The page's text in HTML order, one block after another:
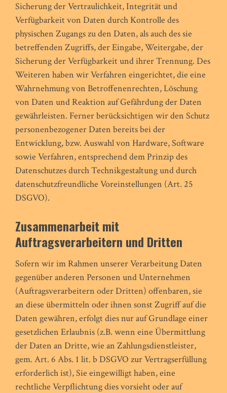
Sicherung der Vertraulichkeit, Integrität und
Verfügbarkeit von Daten durch Kontrolle des
physischen Zugangs zu den Daten, als auch des sie
betreffenden Zugriffs, der Eingabe, Weitergabe, der
Sicherung der Verfügbarkeit und ihrer Trennung. Des
Weiteren haben wir Verfahren eingerichtet, die eine
Wahrnehmung von Betroffenenrechten, Löschung
von Daten und Reaktion auf Gefährdung der Daten
gewährleisten. Ferner berücksichtigen wir den Schutz
personenbezogener Daten bereits bei der
Entwicklung, bzw. Auswahl von Hardware, Software
sowie Verfahren, entsprechend dem Prinzip des
Datenschutzes durch Technikgestaltung und durch
datenschutzfreundliche Voreinstellungen (Art. 25
DSGVO).
Zusammenarbeit mit
Auftragsverarbeitern und Dritten
Sofern wir im Rahmen unserer Verarbeitung Daten
gegenüber anderen Personen und Unternehmen
(Auftragsverarbeitern oder Dritten) offenbaren, sie
an diese übermitteln oder ihnen sonst Zugriff auf die
Daten gewähren, erfolgt dies nur auf Grundlage einer
gesetzlichen Erlaubnis (z.B. wenn eine Übermittlung
der Daten an Dritte, wie an Zahlungsdienstleister,
gem. Art. 6 Abs. 1 lit. b DSGVO zur Vertragserfüllung
erforderlich ist), Sie eingewilligt haben, eine
rechtliche Verpflichtung dies vorsieht oder auf